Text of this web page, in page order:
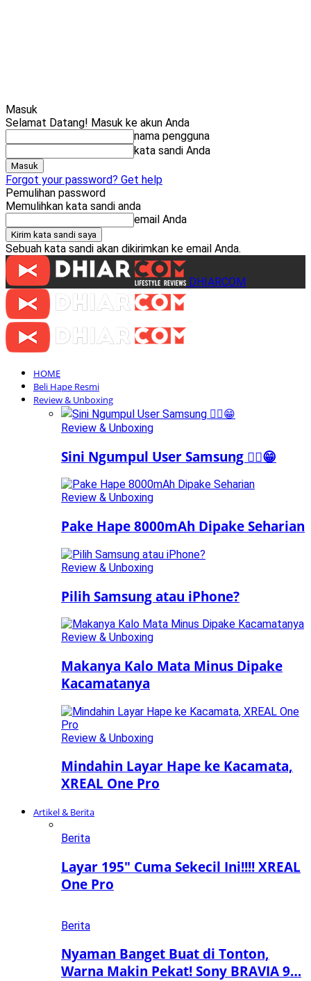
Masuk
Selamat Datang! Masuk ke akun Anda
nama pengguna
kata sandi Anda
Forgot your password? Get help
Pemulihan password
Memulihkan kata sandi anda
email Anda
Sebuah kata sandi akan dikirimkan ke email Anda.
DHIARCOM
HOME
Beli Hape Resmi
Review & Unboxing
Review & Unboxing
Sini Ngumpul User Samsung ☝🏻😁
Review & Unboxing
Pake Hape 8000mAh Dipake Seharian
Review & Unboxing
Pilih Samsung atau iPhone?
Review & Unboxing
Makanya Kalo Mata Minus Dipake
Kacamatanya
Review & Unboxing
Mindahin Layar Hape ke Kacamata,
XREAL One Pro
Artikel & Berita
Berita
Layar 195″ Cuma Sekecil Ini!!!! XREAL
One Pro
Berita
Nyaman Banget Buat di Tonton,
Warna Makin Pekat! Sony BRAVIA 9…